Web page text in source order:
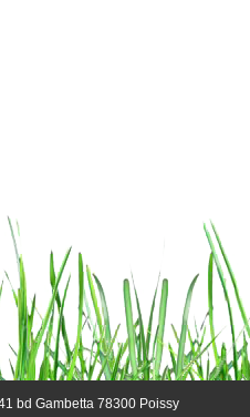
bd Gambetta 78300 Poissy